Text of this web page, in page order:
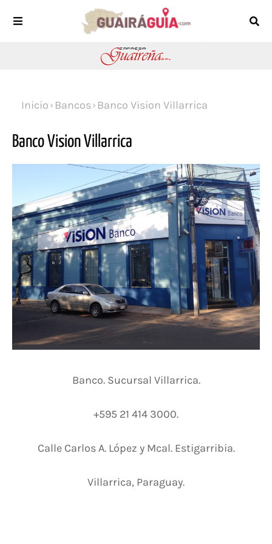
Inicio Bancos Banco Vision Villarrica
Banco Vision Villarrica
Banco. Sucursal Villarrica.
+595 21 414 3000.
Calle Carlos A. López y Mcal. Estigarribia.
Villarrica, Paraguay.